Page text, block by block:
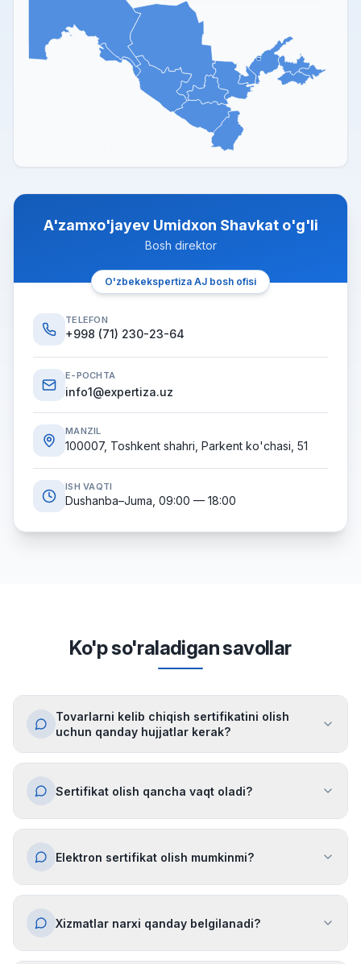
A'zamxo'jayev Umidxon Shavkat o'g'li
Bosh direktor
O'zbekekspertiza AJ bosh ofisi
TELEFON
+998 (71) 230-23-64
E-POCHTA
info1@expertiza.uz
MANZIL
100007, Toshkent shahri, Parkent ko'chasi, 51
ISH VAQTI
Dushanba–Juma, 09:00 — 18:00
Ko'p so'raladigan savollar
Tovarlarni kelib chiqish sertifikatini olish
uchun qanday hujjatlar kerak?
Sertifikat olish qancha vaqt oladi?
Elektron sertifikat olish mumkinmi?
Xizmatlar narxi qanday belgilanadi?